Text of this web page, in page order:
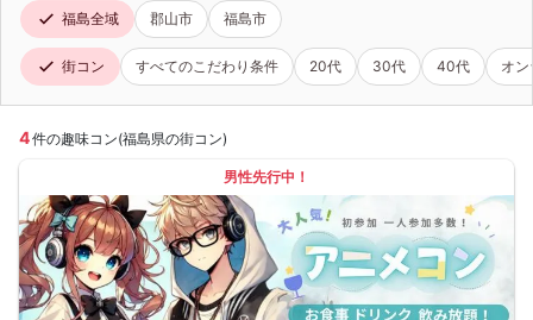
福島全域 郡山市 福島市
街コン すべてのこだわり条件 20代 30代 40代 オ
4件の趣味コン(福島県の街コン)
男性先行中！